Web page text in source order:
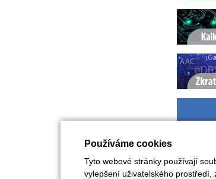
Používáme cookies
Tyto webové stránky používají
vylepšení uživatelského prostředí,